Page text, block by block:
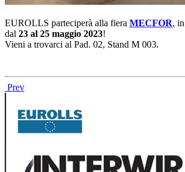
EUROLLS parteciperà alla fiera MECFOR,
dal 23 al 25 maggio 2023!
Vieni a trovarci al Pad. 02, Stand M 003.
Prev